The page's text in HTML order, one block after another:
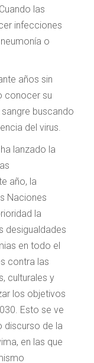
las
infecciones
o
años sin
conocer su
buscando
del virus.
lanzado la
año, la
Naciones
la
desigualdades
en todo el
contra las
culturales y
los objetivos
Esto se ve
discurso de la
en las que